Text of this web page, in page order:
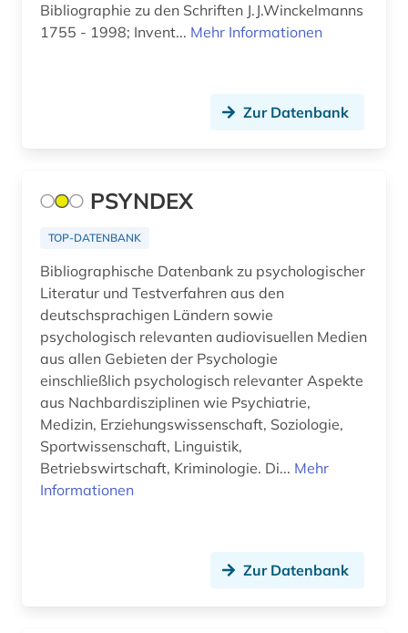
berufliche fragen der sozialarbeit (1)
bestandsverzeichnis (1)
betreuungsrecht (1)
betrieb (1)
betriebsführung (3)
betriebsorganisation (2)
betriebswirtschaft (4)
Bibliographie zu den Schriften J.J.Winckelmanns
1755 - 1998; Invent... Mehr Informationen
Zur Datenbank
PSYNDEX
TOP-DATENBANK
Bibliographische Datenbank zu psychologischer
Literatur und Testverfahren aus den
deutschsprachigen Ländern sowie
psychologisch relevanten audiovisuellen Medien
aus allen Gebieten der Psychologie
einschließlich psychologisch relevanter Aspekte
aus Nachbardisziplinen wie Psychiatrie,
Medizin, Erziehungswissenschaft, Soziologie,
Sportwissenschaft, Linguistik,
Betriebswirtschaft, Kriminologie. Di... Mehr
Informationen
Zur Datenbank